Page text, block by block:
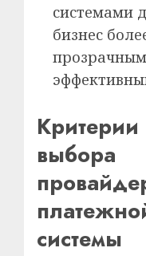
системами
бизнес
Критерии
выбора
системы